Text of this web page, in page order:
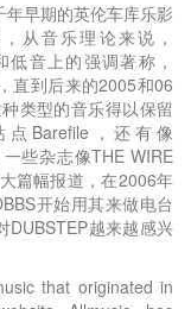
早期的英伦车库乐影
从音乐理论来说，
低音上的强调著称，
直到后来的2005和06
类型的音乐得以保留
点Barefile，还有像
些杂志像THE WIRE
篇幅报道，在2006年
开始用其来做电台
DUBSTEP越来越感兴
that originated in